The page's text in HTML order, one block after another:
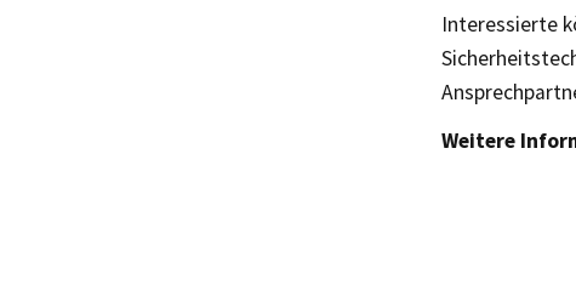
Interessierte
Weitere